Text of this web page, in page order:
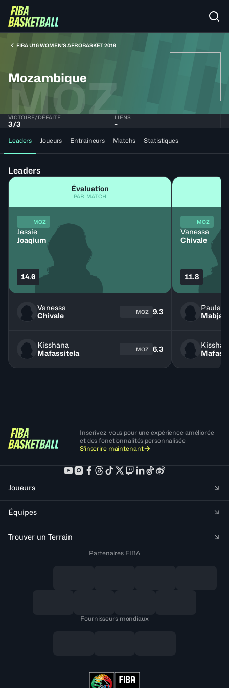
FIBA U16 WOMEN'S AFROBASKET 2019
Mozambique
MOZ
VICTOIRE/DÉFAITE
3/3
LIENS
-
Leaders Joueurs Entraîneurs Matchs Statistiques
Leaders
Évaluation
PAR MATCH
MOZ
Jessie
Joaqium
14.0
Vanessa
Chivale
MOZ 9.3
Kisshana
Mafassitela
MOZ 6.3
MOZ
Vanessa
Chivale
11.8
Paula
Mabjaia
Inscrivez-vous pour une expérience améliorée
et des fonctionnalités personnalisée
S'inscrire maintenant
Joueurs
Équipes
Trouver un Terrain
Partenaires FIBA
Fournisseurs mondiaux